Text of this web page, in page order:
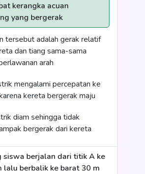
kerangka acuan
yang bergerak
tersebut adalah gerak relatif
dan tiang sama-sama
arah
mengalami percepatan ke
kereta bergerak maju
diam sehingga tidak
bergerak dari kereta
siswa berjalan dari titik A ke
lalu berbalik ke barat 30 m